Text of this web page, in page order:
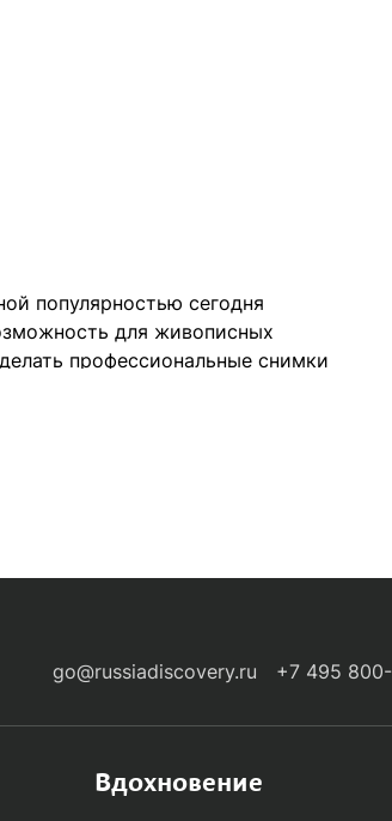
популярностью сегодня
для живописных
профессиональные снимки
качественный отбор
и туристические блогеры,
go@russiadiscovery.ru +7 495
Вдохновение